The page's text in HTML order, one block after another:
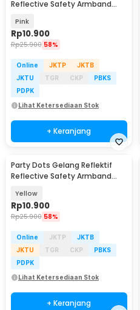
Reflective Safety Armband
Pink
Rp10.900
Rp25.900 58%
Online JKTP
JKTB
JKTU
TGR CKP
PBKS
PDPK
Lihat Ketersediaan Stok
+ Keranjang
Party Dots Gelang Reflektif
Reflective Safety Armband
Yellow
Rp10.900
Rp25.900 58%
Online JKTP
JKTB
JKTU
TGR CKP
PBKS
PDPK
Lihat Ketersediaan Stok
+ Keranjang